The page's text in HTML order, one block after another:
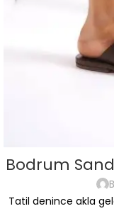
Bodrum
Tatil denince akla